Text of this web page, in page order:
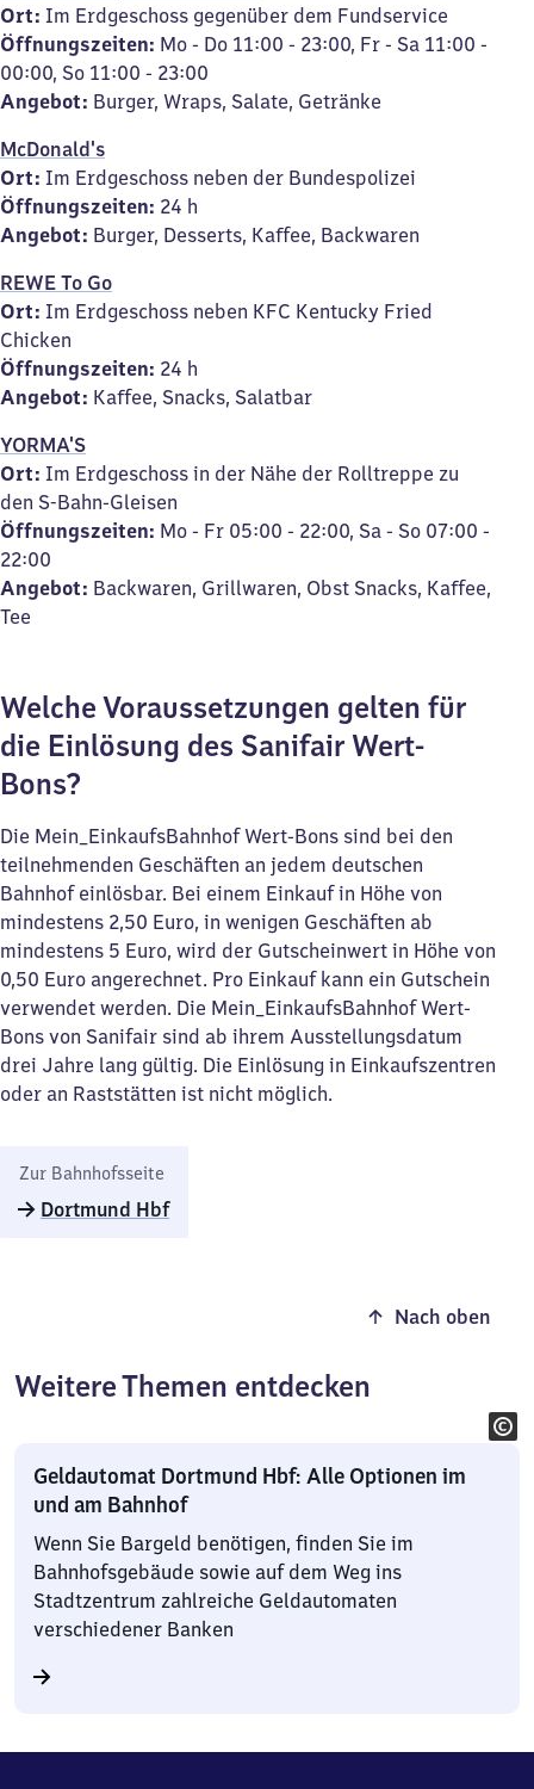
Ort: Im Erdgeschoss gegenüber dem Fundservice
Öffnungszeiten: Mo - Do 11:00 - 23:00, Fr - Sa 11:00 -
00:00, So 11:00 - 23:00
Angebot: Burger, Wraps, Salate, Getränke
McDonald's
Ort: Im Erdgeschoss neben der Bundespolizei
Öffnungszeiten: 24 h
Angebot: Burger, Desserts, Kaffee, Backwaren
REWE To Go
Ort: Im Erdgeschoss neben KFC Kentucky Fried
Chicken
Öffnungszeiten: 24 h
Angebot: Kaffee, Snacks, Salatbar
YORMA'S
Ort: Im Erdgeschoss in der Nähe der Rolltreppe zu
den S-Bahn-Gleisen
Öffnungszeiten: Mo - Fr 05:00 - 22:00, Sa - So 07:00 -
22:00
Angebot: Backwaren, Grillwaren, Obst Snacks, Kaffee,
Tee
Welche Voraussetzungen gelten für
die Einlösung des Sanifair Wert-
Bons?
Die Mein_EinkaufsBahnhof Wert-Bons sind bei den
teilnehmenden Geschäften an jedem deutschen
Bahnhof einlösbar. Bei einem Einkauf in Höhe von
mindestens 2,50 Euro, in wenigen Geschäften ab
mindestens 5 Euro, wird der Gutscheinwert in Höhe von
0,50 Euro angerechnet. Pro Einkauf kann ein Gutschein
verwendet werden. Die Mein_EinkaufsBahnhof Wert-
Bons von Sanifair sind ab ihrem Ausstellungsdatum
drei Jahre lang gültig. Die Einlösung in Einkaufszentren
oder an Raststätten ist nicht möglich.
Zur Bahnhofsseite
Dortmund Hbf
Nach oben
Weitere Themen entdecken
Geldautomat Dortmund Hbf: Alle Optionen im
und am Bahnhof
Wenn Sie Bargeld benötigen, finden Sie im
Bahnhofsgebäude sowie auf dem Weg ins
Stadtzentrum zahlreiche Geldautomaten
verschiedener Banken